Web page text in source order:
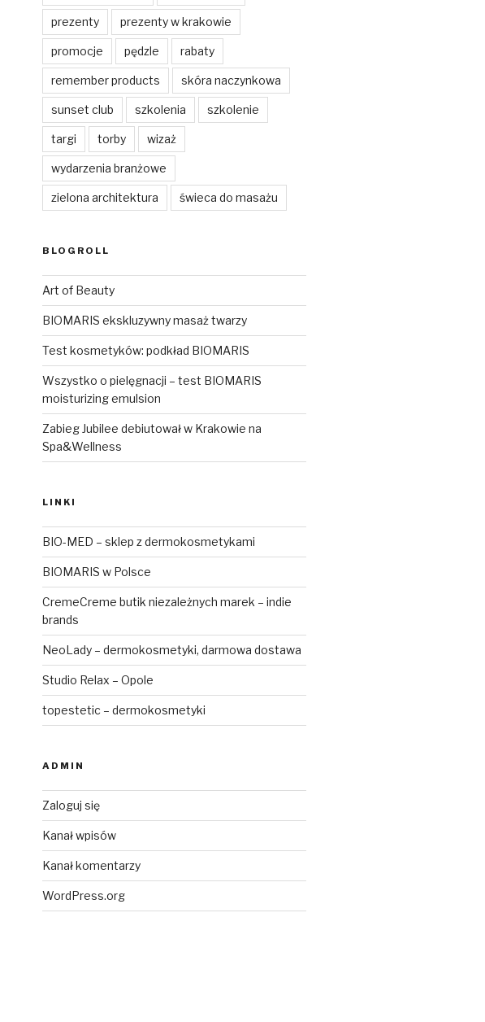
prezenty prezenty w krakowie
promocje pędzle rabaty
remember products skóra naczynkowa
sunset club szkolenia szkolenie
targi torby wizaż
wydarzenia branżowe
zielona architektura świeca do masażu
BLOGROLL
Art of Beauty
BIOMARIS ekskluzywny masaż twarzy
Test kosmetyków: podkład BIOMARIS
Wszystko o pielęgnacji – test BIOMARIS
moisturizing emulsion
Zabieg Jubilee debiutował w Krakowie na
Spa&Wellness
LINKI
BIO-MED – sklep z dermokosmetykami
BIOMARIS w Polsce
CremeCreme butik niezależnych marek – indie
brands
NeoLady – dermokosmetyki, darmowa dostawa
Studio Relax – Opole
topestetic – dermokosmetyki
ADMIN
Zaloguj się
Kanał wpisów
Kanał komentarzy
WordPress.org